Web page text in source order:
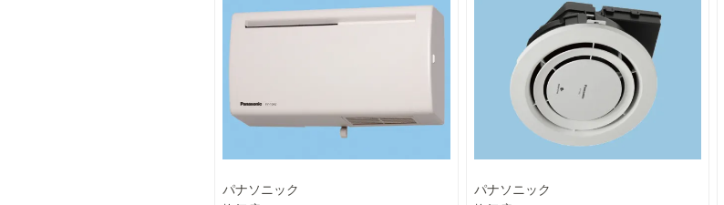
パナソニック
パナソニック